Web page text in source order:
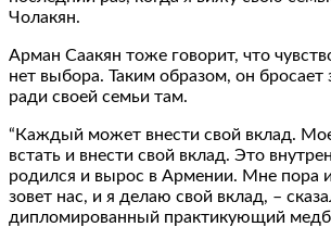
Чолакян.
Арман Саакян тоже говорит, что
нет выбора. Таким образом, он
ради своей семьи там.
“Каждый может внести свой вклад.
встать и внести свой вклад. Это
родился и вырос в Армении. Мне пора
зовет нас, и я делаю свой вклад, –
дипломированный практикующий